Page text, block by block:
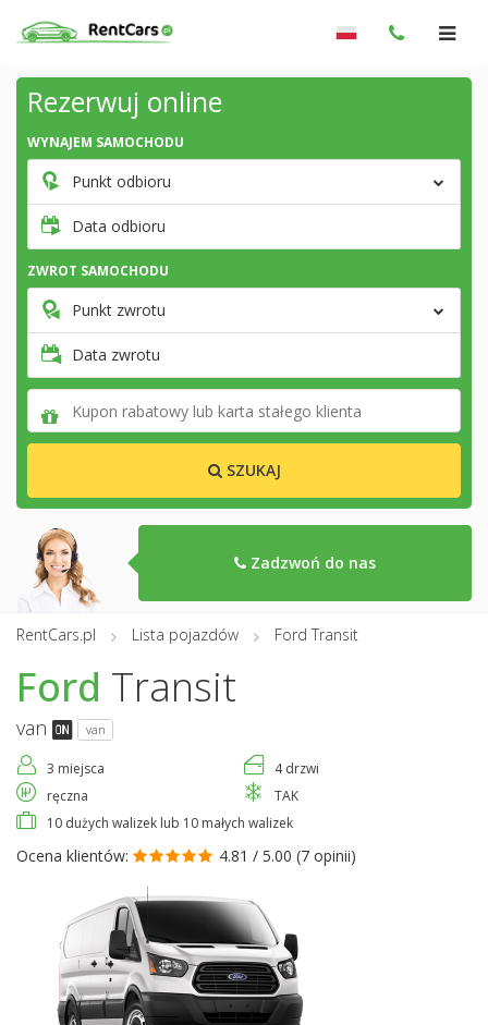
Rezerwuj online
WYNAJEM SAMOCHODU
Punkt odbioru
Data odbioru
ZWROT SAMOCHODU
Punkt zwrotu
Data zwrotu
SZUKAJ
Zadzwoń do nas
RentCars.pl Lista pojazdów Ford Transit
Ford Transit
van van
3 miejsca
4 drzwi
ręczna
TAK
10 dużych walizek lub 10 małych walizek
Ocena klientów: 4.81 / 5.00 (7 opinii)